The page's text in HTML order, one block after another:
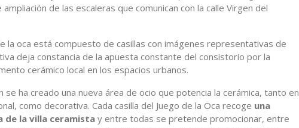
de las escaleras que comunican con la calle Virgen del
la oca está compuesto de casillas con imágenes representativas de
deja constancia de la apuesta constante del consistorio por la
cerámico local en los espacios urbanos.
se ha creado una nueva área de ocio que potencia la cerámica, tanto en
como decorativa. Cada casilla del Juego de la Oca recoge una
la villa ceramista y entre todas se pretende promocionar, entre